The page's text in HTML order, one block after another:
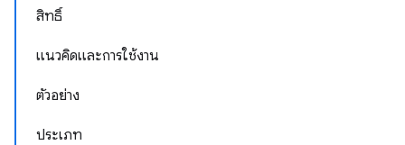
สิทธิ์
แนวคิดและการใช้งาน
ตัวอย่าง
ประเภท